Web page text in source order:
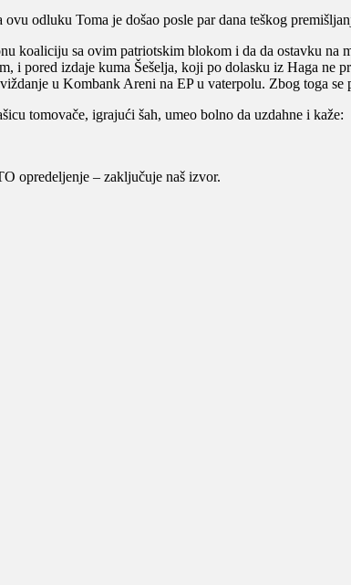
odluku Toma je došao posle par dana teškog
koaliciju sa ovim patriotskim blokom i da da ostavku na
i pored izdaje kuma Šešelja, koji po dolasku iz Haga ne
u Kombank Areni na EP u vaterpolu. Zbog toga
tomovače, igrajući šah, umeo bolno da uzdahne i kaže:
opredeljenje – zaključuje naš izvor.